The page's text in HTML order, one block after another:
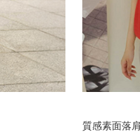
質感素面落